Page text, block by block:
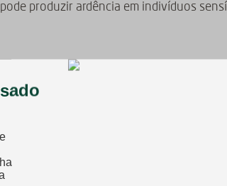
produzir ardência em indivíduos